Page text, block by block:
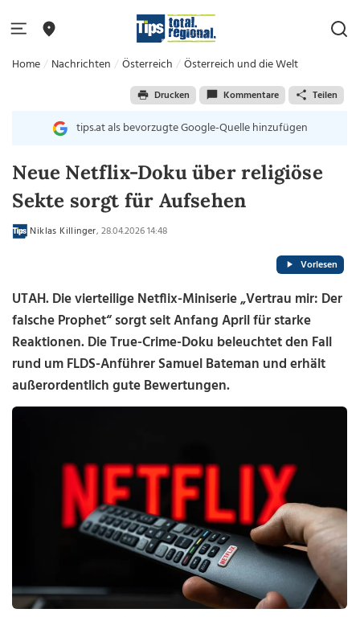
Home Nachrichten Österreich Österreich und die Welt
Drucken Kommentare Teilen
tips.at als bevorzugte Google-Quelle hinzufügen
Neue Netflix-Doku über religiöse
Sekte sorgt für Aufsehen
Niklas Killinger, 28.04.2026 14:48
Vorlesen
UTAH. Die vierteilige Netflix-Miniserie „Vertrau mir: Der
falsche Prophet“ sorgt seit Anfang April für starke
Reaktionen. Die True-Crime-Doku beleuchtet den Fall
rund um FLDS-Anführer Samuel Bateman und erhält
außerordentlich gute Bewertungen.